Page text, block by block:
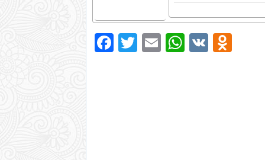
ISBN/ISSN
Facebook
Twitter
EmailVK